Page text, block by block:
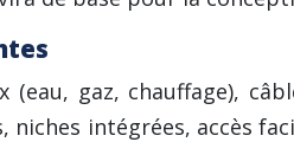
(eau, gaz, chauffage),
niches intégrées, accès